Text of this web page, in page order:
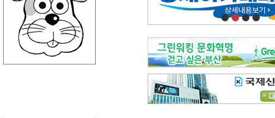
조성우의 한방 이야기[전체보기]
봄의 설렘보다 먼저 내 몸의 달램
진료실에서[전체보기]
최수지의 한방 이야기 [전체보기]
‘생리 안 해서 편하다’는 위험한 착